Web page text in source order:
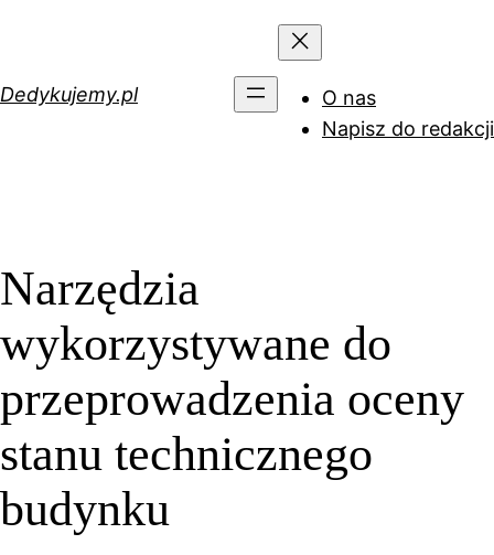
Dedykujemy.pl
O nas
Napisz do redakcji
Narzędzia
wykorzystywane do
przeprowadzenia oceny
stanu technicznego
budynku